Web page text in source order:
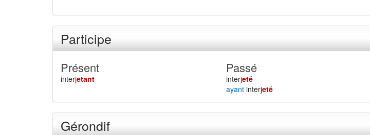
Participe
Présent
interjetant
Passé
interjeté
ayant interjeté
Gérondif